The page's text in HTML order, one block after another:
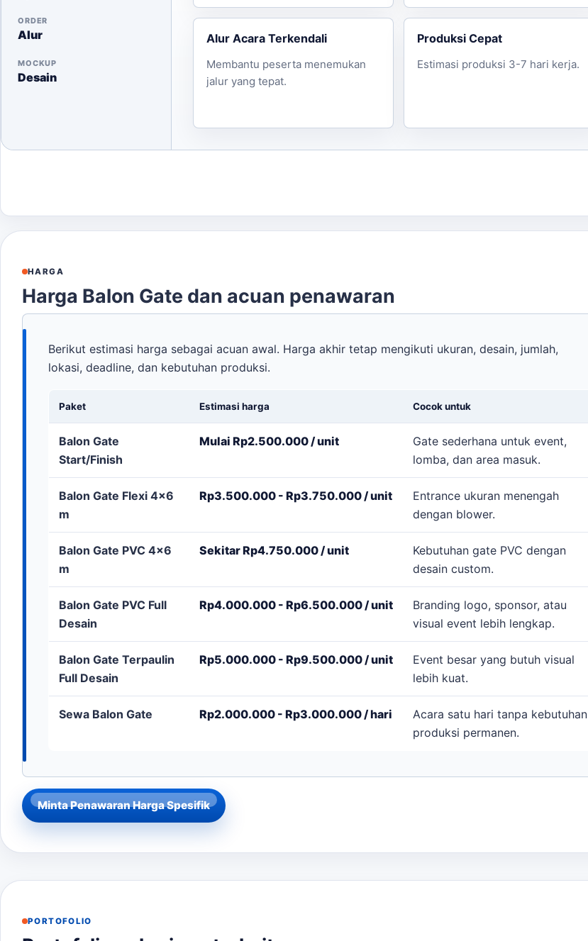
ORDER
Alur
MOCKUP
Desain
Alur Acara Terkendali
Membantu peserta menemukan
jalur yang tepat.
Produksi Cepat
Estimasi produksi 3-7 hari kerja.
HARGA
Harga Balon Gate dan acuan penawaran
Berikut estimasi harga sebagai acuan awal. Harga akhir tetap mengikuti ukuran, desain, jumlah,
lokasi, deadline, dan kebutuhan produksi.
Paket Estimasi harga Cocok untuk
Balon Gate
Start/Finish
Mulai Rp2.500.000 / unit
Gate sederhana untuk event,
lomba, dan area masuk.
Balon Gate Flexi 4x6
m
Rp3.500.000 - Rp3.750.000 / unit
Entrance ukuran menengah
dengan blower.
Balon Gate PVC 4x6
m
Sekitar Rp4.750.000 / unit
Kebutuhan gate PVC dengan
desain custom.
Balon Gate PVC Full
Desain
Rp4.000.000 - Rp6.500.000 / unit
Branding logo, sponsor, atau
visual event lebih lengkap.
Balon Gate Terpaulin
Full Desain
Rp5.000.000 - Rp9.500.000 / unit
Event besar yang butuh visual
lebih kuat.
Sewa Balon Gate Rp2.000.000 - Rp3.000.000 / hari
Acara satu hari tanpa kebutuhan
produksi permanen.
Minta Penawaran Harga Spesifik
PORTOFOLIO